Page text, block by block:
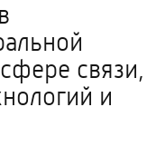
связи,
и